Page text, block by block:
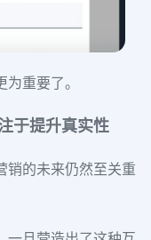
重要了。
于提升真实性
销的未来仍然至关重